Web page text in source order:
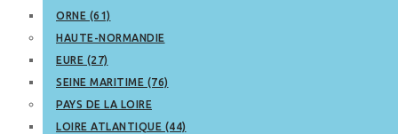
ORNE (61)
HAUTE-NORMANDIE
EURE (27)
SEINE MARITIME (76)
PAYS DE LA LOIRE
LOIRE ATLANTIQUE (44)